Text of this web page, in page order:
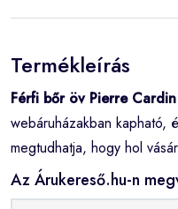
Termékleírás
Férfi bőr öv Pierre
webáruházakban kapható,
megtudhatja, hogy hol
Az Árukereső.hu-n